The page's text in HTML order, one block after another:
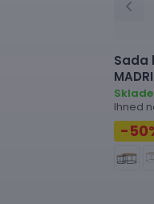
Sada
Ihned
-50